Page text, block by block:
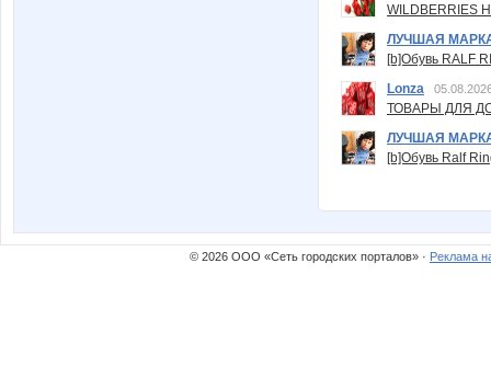
ЛУЧШАЯ
[b]Обувь RALF
Lonza
ТОВАРЫ ДЛЯ
ЛУЧШАЯ
[b]Обувь Ralf
© 2026 ООО «Сеть городских порталов» · Реклама